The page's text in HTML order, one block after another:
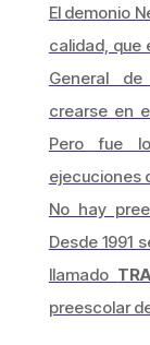
El demonio
calidad, que
General
crearse en
Pero fue
ejecuciones
No hay
Desde 1991
llamado
preescolar